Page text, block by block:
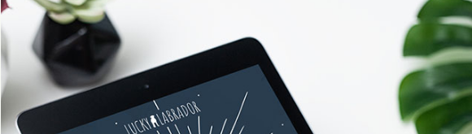
Entwirrende Bürsten für deinen Labrador
Bürsten für die Fell-Oberfläche
DeShedding-Tools für Labradore
Kämme für Labradore
Badewerkzeuge für Labradore